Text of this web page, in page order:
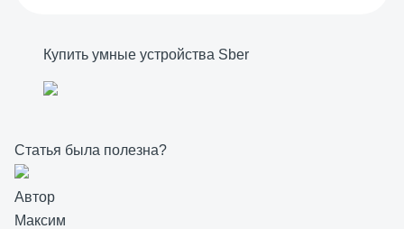
Купить умные устройства Sber
Статья была полезна?
Автор
Максим